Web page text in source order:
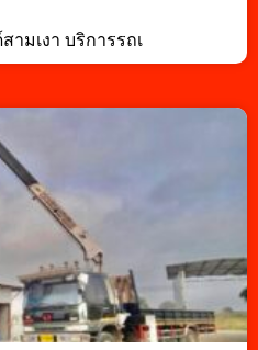
ามเงา บริการรถเ